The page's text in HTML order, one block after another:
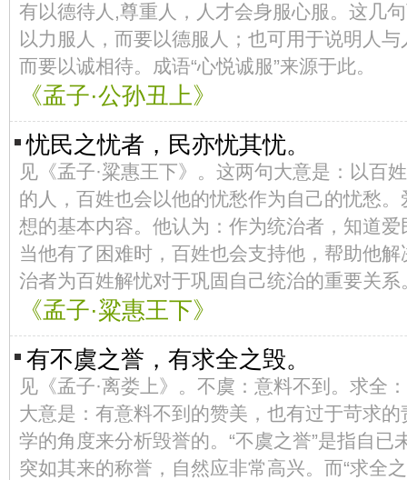
有以德待人,尊重人，人才会身服心服。这几
以力服人，而要以德服人；也可用于说明人
而要以诚相待。成语“心悦诚服”来源于此。
《孟子·公孙丑上》
忧民之忧者，民亦忧其忧。
见《孟子·粱惠王下》。这两句大意是：以百
的人，百姓也会以他的忧愁作为自己的忧愁
想的基本内容。他认为：作为统治者，知道
当他有了困难时，百姓也会支持他，帮助他
治者为百姓解忧对于巩固自己统治的重要关系
《孟子·粱惠王下》
有不虞之誉，有求全之毁。
见《孟子·离娄上》。不虞：意料不到。求全
大意是：有意料不到的赞美，也有过于苛求
学的角度来分析毁誉的。“不虞之誉”是指自已
突如其来的称誉，自然应非常高兴。而“求全